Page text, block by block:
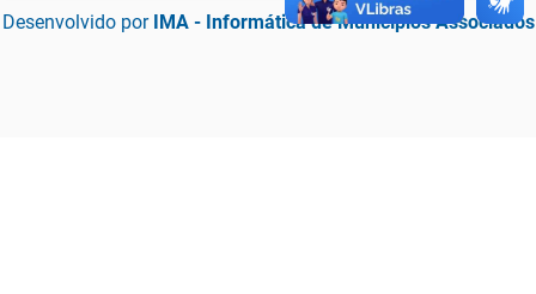
Desenvolvido por IMA - Informática de Municípios Associados